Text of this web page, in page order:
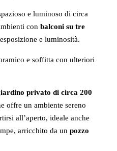
e luminoso di circa
con balconi su tre
e luminosità.
e soffitta con ulteriori
privato di circa 200
offre un ambiente sereno
all’aperto, ideale anche
arricchito da un pozzo